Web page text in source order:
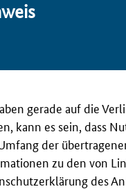
gerade auf die
kann es sein, dass
der
zu den von
des